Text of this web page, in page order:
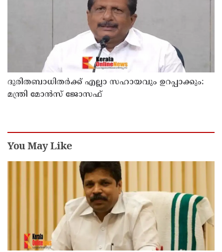
ദുരിതബാധിതർക്ക് എല്ലാ സഹായവും ഉറപ്പാക്കും:
മന്ത്രി മോൻസ് ജോസഫ്
You May Like